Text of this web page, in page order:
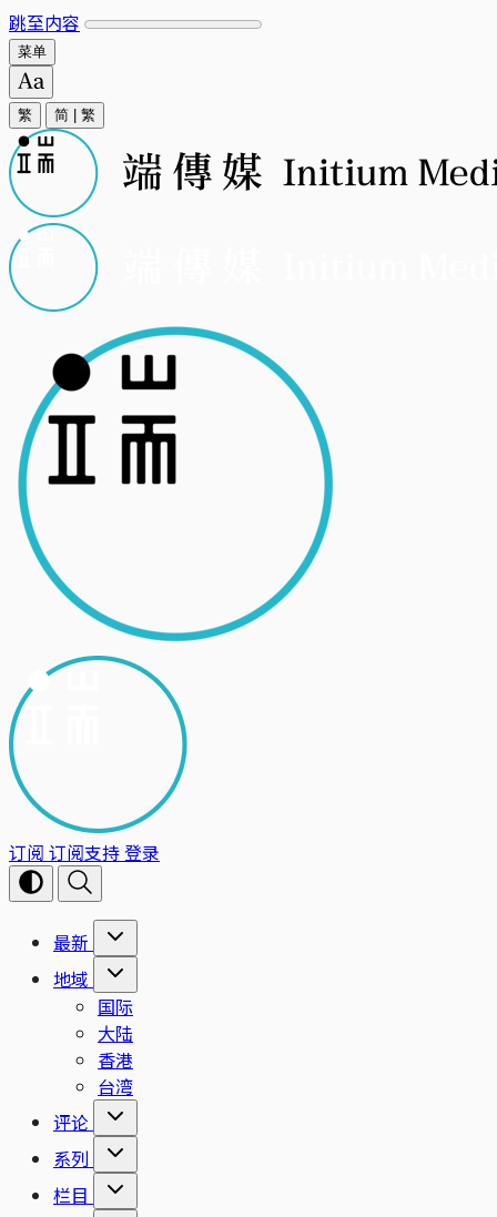
跳至内容
菜单
繁 简 繁
订阅 订阅支持登录
最新
地域
国际
大陆
香港
台湾
评论
系列
栏目